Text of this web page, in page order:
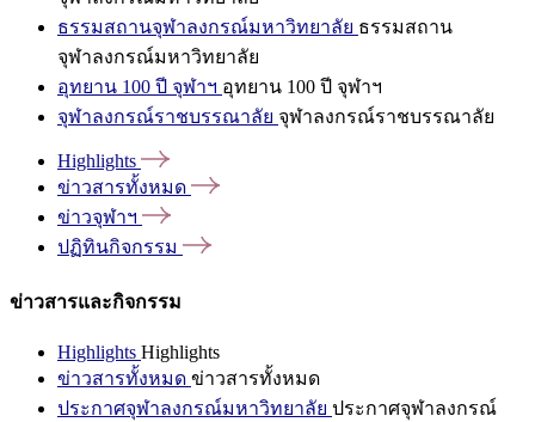
ธรรมสถานจุฬาลงกรณ์มหาวิทยาลัย ธรรมสถาน
จุฬาลงกรณ์มหาวิทยาลัย
อุทยาน 100 ปี จุฬาฯ อุทยาน 100 ปี จุฬาฯ
จุฬาลงกรณ์ราชบรรณาลัย จุฬาลงกรณ์ราชบรรณาลัย
Highlights
ข่าวสารทั้งหมด
ข่าวจุฬาฯ
ปฏิทินกิจกรรม
ข่าวสารและกิจกรรม
Highlights Highlights
ข่าวสารทั้งหมด ข่าวสารทั้งหมด
ประกาศจุฬาลงกรณ์มหาวิทยาลัย ประกาศจุฬาลงกรณ์